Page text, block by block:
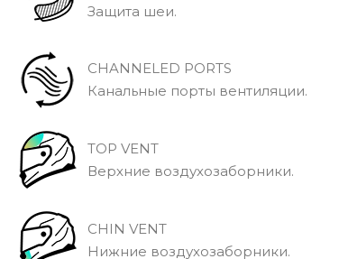
Защита шеи.
CHANNELED PORTS
Канальные порты вентиляции.
TOP VENT
Верхние воздухозаборники.
CHIN VENT
Нижние воздухозаборники.